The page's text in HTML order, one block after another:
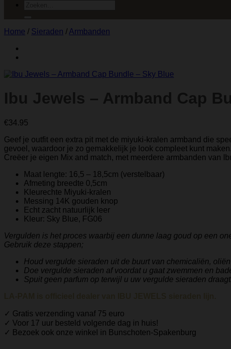
Home / Sieraden / Armbanden
Ibu Jewels – Armband Cap
€34.95
Geef je outfit een extra pit met de miyuki-kralen armband die
gevoel, waardoor je zo gemakkelijk je look compleet kunt
Creëer je eigen Mix and match, met meerdere armbanden van
Maat lengte: 16,5 – 18,5cm (verstelbaar)
Afmeting breedte 0,5cm
Kleurechte Miyuki-kralen
Messing 14K gouden knop
Echt zacht natuurlijk leer
Kleur: Sky Blue, FG06
Vergulden is het proces waarbij een dunne laag goud op een
Gebruik deze stappen;
Houd vergulde sieraden uit de buurt van chemicaliën,
Doe vergulde sieraden af ​​voordat u gaat zwemmen en
Spuit geen parfum op terwijl u uw vergulde sieraden
✓ Gratis verzending vanaf 75 euro
✓ Voor 17 uur besteld volgende dag in huis!
✓ Bezoek ook onze winkel in Bunschoten-Spakenburg